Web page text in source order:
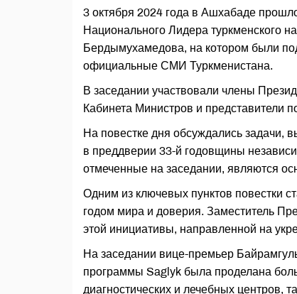
3 октября 2024 года в Ашхабаде
Национального Лидера туркменского
Бердымухамедова, на котором были
официальные СМИ Туркменистана.
В заседании участвовали члены
Кабинета Министров и представители
На повестке дня обсуждались задачи,
в преддверии 33-й годовщины
отмеченные на заседании, являются
Одним из ключевых пунктов повестки
годом мира и доверия. Заместитель
этой инициативы, направленной на
На заседании вице-премьер
программы Saglyk была проделана
диагностических и лечебных центров,